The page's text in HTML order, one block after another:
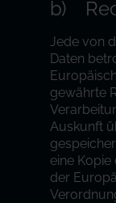
b)
Jede von
Daten
gewährte
Auskunft
eine
der